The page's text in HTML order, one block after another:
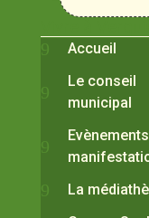
Accueil
Le conseil
municipal
La